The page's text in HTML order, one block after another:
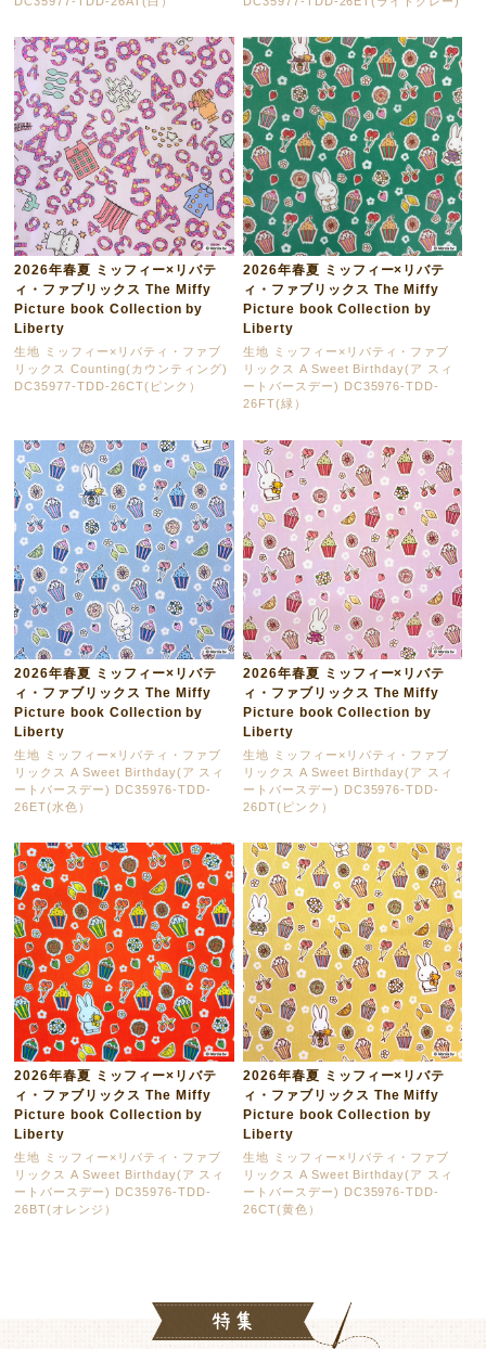
2026年春夏 ミッフィー×リバテ
ィ・ファブリックス The Miffy
Picture book Collection by
Liberty
生地 ミッフィー×リバティ・ファブ
リックス Counting(カウンティング)
DC35977-TDD-26CT(ピンク）
2026年春夏 ミッフィー×リバテ
ィ・ファブリックス The Miffy
Picture book Collection by
Liberty
生地 ミッフィー×リバティ・ファブ
リックス A Sweet Birthday(ア スィ
ートバースデー) DC35976-TDD-
26FT(緑）
2026年春夏 ミッフィー×リバテ
ィ・ファブリックス The Miffy
Picture book Collection by
Liberty
生地 ミッフィー×リバティ・ファブ
リックス A Sweet Birthday(ア スィ
ートバースデー) DC35976-TDD-
26ET(水色）
2026年春夏 ミッフィー×リバテ
ィ・ファブリックス The Miffy
Picture book Collection by
Liberty
生地 ミッフィー×リバティ・ファブ
リックス A Sweet Birthday(ア スィ
ートバースデー) DC35976-TDD-
26DT(ピンク）
2026年春夏 ミッフィー×リバテ
ィ・ファブリックス The Miffy
Picture book Collection by
Liberty
生地 ミッフィー×リバティ・ファブ
リックス A Sweet Birthday(ア スィ
ートバースデー) DC35976-TDD-
26BT(オレンジ）
2026年春夏 ミッフィー×リバテ
ィ・ファブリックス The Miffy
Picture book Collection by
Liberty
生地 ミッフィー×リバティ・ファブ
リックス A Sweet Birthday(ア スィ
ートバースデー) DC35976-TDD-
26CT(黄色）